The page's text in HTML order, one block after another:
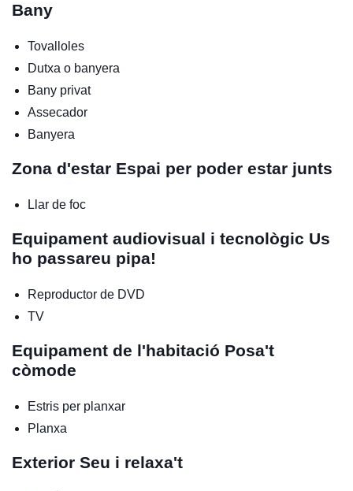
Bany
Tovalloles
Dutxa o banyera
Bany privat
Assecador
Banyera
Zona d'estar Espai per poder estar junts
Llar de foc
Equipament audiovisual i tecnològic Us
ho passareu pipa!
Reproductor de DVD
TV
Equipament de l'habitació Posa't
còmode
Estris per planxar
Planxa
Exterior Seu i relaxa't